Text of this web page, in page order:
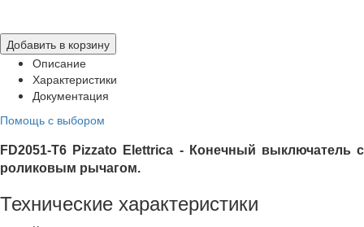
Добавить в корзину
Описание
Характеристики
Документация
Помощь с выбором
FD2051-T6 Pizzato Elettrica - Конечный выключатель с
роликовым рычагом.
Технические характеристики